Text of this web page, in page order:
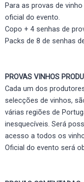
Para as provas de
oficial do evento.
Copo + 4 senhas de
Packs de 8 de senhas
PROVAS VINHOS
Cada um dos
selecções de vinhos,
várias regiões de
inesquecíveis. Será
acesso a todos os
Oficial do evento será